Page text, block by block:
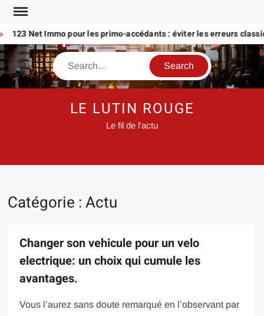
Skip
contentNet Immo pour les primo-accédants : éviter les erreurs
Search
LE LUTIN ROUGE
Le fil de l'actu
Catégorie :Actu
Changer son vehicule pour un velo
electrique: un choix qui cumule les
avantages.
Vous l’aurez sans doute remarqué en l’observant par